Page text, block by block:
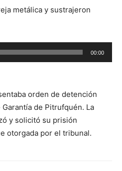
metálica y sustrajeron
00:00
orden de detención
de Pitrufquén. La
y solicitó su prisión
otorgada por el tribunal.